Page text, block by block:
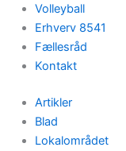
Volleyball
Erhverv 8541
Fællesråd
Kontakt
Artikler
Blad
Lokalområdet